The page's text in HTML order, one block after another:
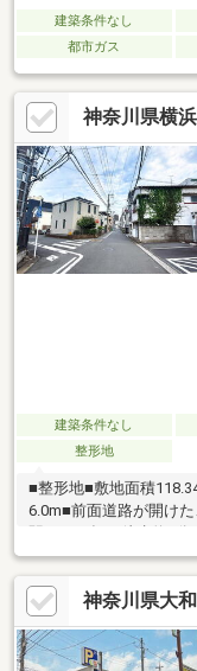
建築条件なし
都市ガス
神奈川県横
建築条件なし
整形地
■整形地■敷地面積
6.0m■前面道路が開け
駅まで平坦、徒歩約5分
■ビッグターミナル「
業地域につき、多用途
なハウスメーカーで建
軽にご相談ください≫※
現況を優先します※万一
神奈川県大